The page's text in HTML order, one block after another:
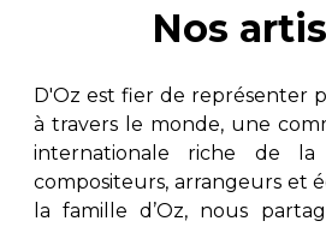
riche en œuvres originales et en
arrangements de qualité.
PARTITIONS POUR GUITARE
INSCRIPTION
riche en œuvres originales et en
arrangements de qualité.
Nos
D'Oz est fier de représenter
à travers le monde, une
internationale riche de la
compositeurs, arrangeurs et
la famille d’Oz, nous